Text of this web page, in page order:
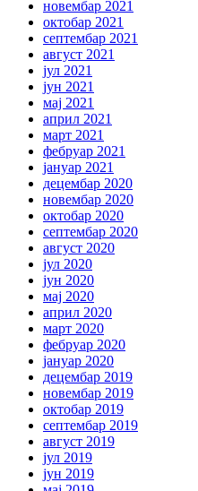
новембар 2021
октобар 2021
септембар 2021
август 2021
јул 2021
јун 2021
мај 2021
април 2021
март 2021
фебруар 2021
јануар 2021
децембар 2020
новембар 2020
октобар 2020
септембар 2020
август 2020
јул 2020
јун 2020
мај 2020
април 2020
март 2020
фебруар 2020
јануар 2020
децембар 2019
новембар 2019
октобар 2019
септембар 2019
август 2019
јул 2019
јун 2019